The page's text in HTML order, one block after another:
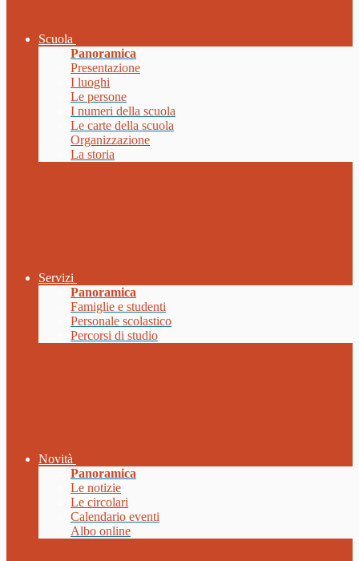
Scuola
Panoramica
Presentazione
I luoghi
Le persone
I numeri della scuola
Le carte della scuola
Organizzazione
La storia
Servizi
Panoramica
Famiglie e studenti
Personale scolastico
Percorsi di studio
Novità
Panoramica
Le notizie
Le circolari
Calendario eventi
Albo online